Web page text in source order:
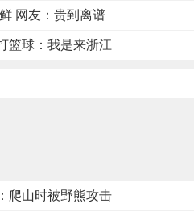
网友：贵到离谱
篮球：我是来浙江
爬山时被野熊攻击